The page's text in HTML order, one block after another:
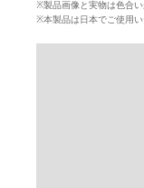
※製品画像と実物は色合い
※本製品は日本でご使用い